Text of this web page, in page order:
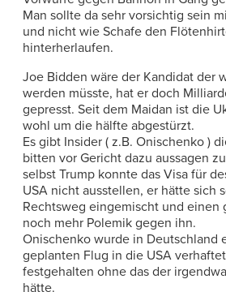
Man sollte da sehr vorsichtig sein
und nicht wie Schafe den
hinterherlaufen.
Joe Bidden wäre der Kandidat der
werden müsste, hat er doch
gepresst. Seit dem Maidan ist die
wohl um die hälfte abgestürzt.
Es gibt Insider ( z.B. Onischenko )
bitten vor Gericht dazu aussagen
selbst Trump konnte das Visa für
USA nicht ausstellen, er hätte sich
Rechtsweg eingemischt und einen
noch mehr Polemik gegen ihn.
Onischenko wurde in Deutschland
geplanten Flug in die USA verhaftet
festgehalten ohne das der
hätte.